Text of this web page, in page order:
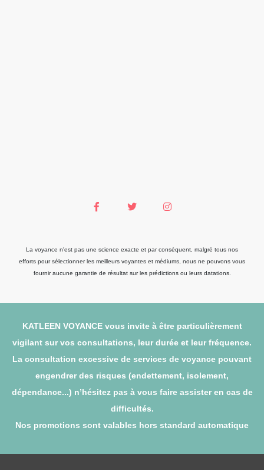
La voyance n'est pas une science exacte et par conséquent, malgré tous nos
efforts pour sélectionner les meilleurs voyantes et médiums, nous ne pouvons vous
fournir aucune garantie de résultat sur les prédictions ou leurs datations.
KATLEEN VOYANCE vous invite à être particulièrement
vigilant sur vos consultations, leur durée et leur fréquence.
La consultation excessive de services de voyance pouvant
engendrer des risques (endettement, isolement,
dépendance...) n’hésitez pas à vous faire assister en cas de
difficultés.
Nos promotions sont valables hors standard automatique